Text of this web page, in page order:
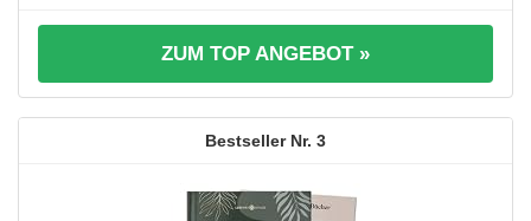
ZUM TOP ANGEBOT »
3